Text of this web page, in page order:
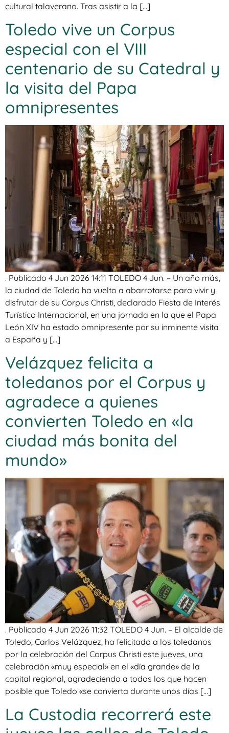
cultural talaverano. Tras asistir a la […]
Toledo vive un Corpus
especial con el VIII
centenario de su Catedral y
la visita del Papa
omnipresentes
. Publicado 4 Jun 2026 14:11 TOLEDO 4 Jun. – Un año más,
la ciudad de Toledo ha vuelto a abarrotarse para vivir y
disfrutar de su Corpus Christi, declarado Fiesta de Interés
Turístico Internacional, en una jornada en la que el Papa
León XIV ha estado omnipresente por su inminente visita
a España y […]
Velázquez felicita a
toledanos por el Corpus y
agradece a quienes
convierten Toledo en «la
ciudad más bonita del
mundo»
. Publicado 4 Jun 2026 11:32 TOLEDO 4 Jun. – El alcalde de
Toledo, Carlos Velázquez, ha felicitado a los toledanos
por la celebración del Corpus Christi este jueves, una
celebración «muy especial» en el «día grande» de la
capital regional, agradeciendo a todos los que hacen
posible que Toledo «se convierta durante unos días […]
La Custodia recorrerá este